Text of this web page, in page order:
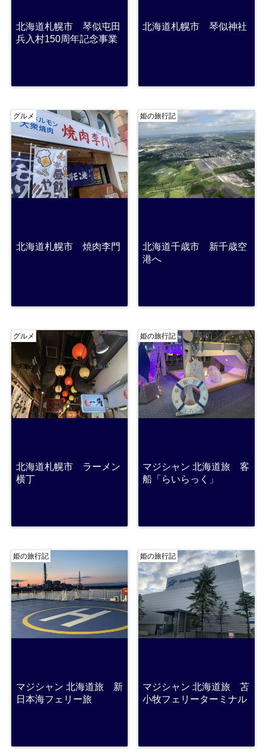
北海道札幌市 琴似屯田
兵入村150周年記念事業
北海道札幌市 琴似神社
グルメ
北海道札幌市 焼肉李門
姫の旅行記
北海道千歳市 新千歳空
港へ
グルメ
北海道札幌市 ラーメン
横丁
姫の旅行記
マジシャン 北海道旅 客
船「らいらっく」
姫の旅行記
マジシャン 北海道旅 新
日本海フェリー旅
姫の旅行記
マジシャン 北海道旅 苫
小牧フェリーターミナル